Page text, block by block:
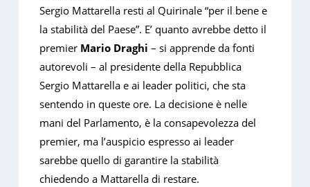
Sergio Mattarella resti al Quirinale “per il bene e
la stabilità del Paese”. E’ quanto avrebbe detto il
premier Mario Draghi – si apprende da fonti
autorevoli – al presidente della Repubblica
Sergio Mattarella e ai leader politici, che sta
sentendo in queste ore. La decisione è nelle
mani del Parlamento, è la consapevolezza del
premier, ma l’auspicio espresso ai leader
sarebbe quello di garantire la stabilità
chiedendo a Mattarella di restare.